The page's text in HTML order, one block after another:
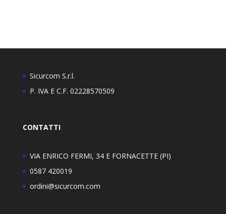
Sicurcom S.r.l.
P. IVA E C.F. 02228570509
CONTATTI
VIA ENRICO FERMI, 34 E FORNACETTE (PI)
0587 420019
ordini@sicurcom.com